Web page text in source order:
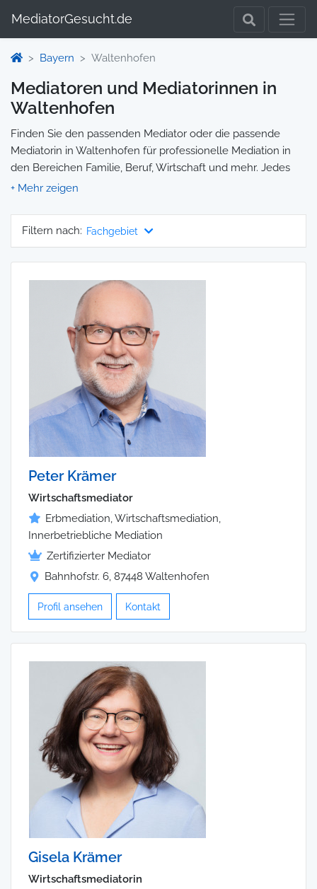
MediatorGesucht.de
Bayern Waltenhofen
Mediatoren und Mediatorinnen in
Waltenhofen
Finden Sie den passenden Mediator oder die passende
Mediatorin in Waltenhofen für professionelle Mediation in
den Bereichen Familie, Beruf, Wirtschaft und mehr. Jedes
Profil enthält Informationen zu Qualifikationen und
Ihre Mediation auswählen und direkt kontaktieren können.
Wir selbst vermitteln keine Mediationen, sondern stellen die
Filtern nach: Fachgebiet
Peter Krämer
Wirtschaftsmediator
Erbmediation, Wirtschaftsmediation,
Innerbetriebliche Mediation
Zertifizierter Mediator
Bahnhofstr. 6, 87448 Waltenhofen
Profil ansehen Kontakt
Gisela Krämer
Wirtschaftsmediatorin